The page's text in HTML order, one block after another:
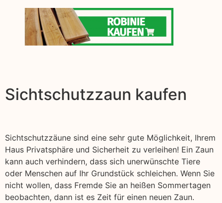
Sichtschutzzaun kaufen
Sichtschutzzäune sind eine sehr gute Möglichkeit, Ihrem
Haus Privatsphäre und Sicherheit zu verleihen! Ein Zaun
kann auch verhindern, dass sich unerwünschte Tiere
oder Menschen auf Ihr Grundstück schleichen. Wenn Sie
nicht wollen, dass Fremde Sie an heißen Sommertagen
beobachten, dann ist es Zeit für einen neuen Zaun.